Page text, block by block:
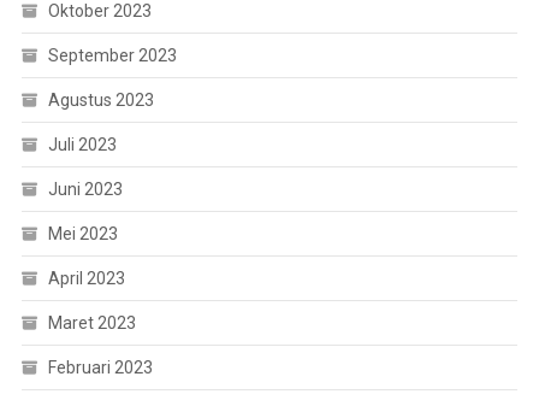
Oktober 2023
September 2023
Agustus 2023
Juli 2023
Juni 2023
Mei 2023
April 2023
Maret 2023
Februari 2023